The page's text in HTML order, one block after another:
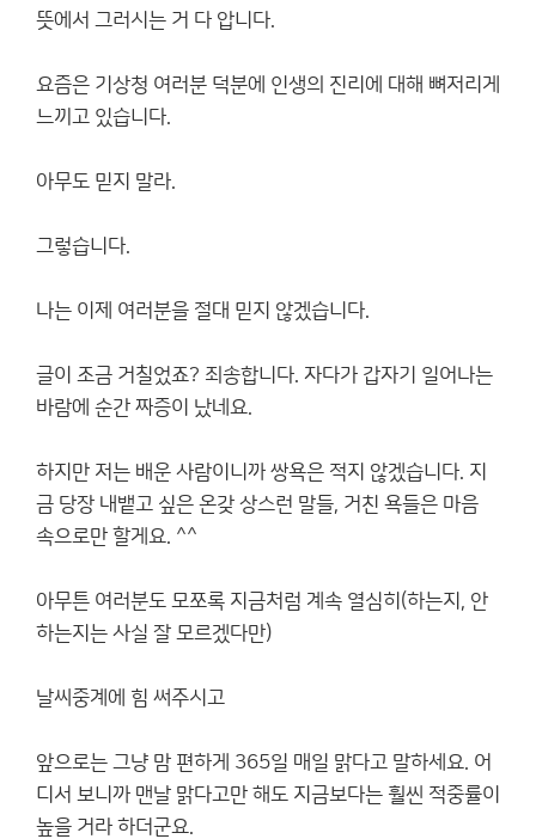
뜻에서 그러시는 거 다 압니다.
요즘은 기상청 여러분 덕분에 인생의 진리에 대해 뼈저리게
느끼고 있습니다.
아무도 믿지 말라.
그렇습니다.
나는 이제 여러분을 절대 믿지 않겠습니다.
글이 조금 거칠었죠? 죄송합니다. 자다가 갑자기 일어나는
바람에 순간 짜증이 났네요.
하지만 저는 배운 사람이니까 쌍욕은 적지 않겠습니다. 지
금 당장 내뱉고 싶은 온갖 상스런 말들, 거친 욕들은 마음
속으로만 할게요. ^^
아무튼 여러분도 모쪼록 지금처럼 계속 열심히(하는지, 안
하는지는 사실 잘 모르겠다만)
날씨중계에 힘 써주시고
앞으로는 그냥 맘 편하게 365일 매일 맑다고 말하세요. 어
디서 보니까 맨날 맑다고만 해도 지금보다는 훨씬 적중률이
높을 거라 하더군요.